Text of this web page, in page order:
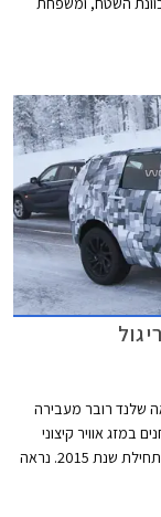
שלנד רובר מעבירה
אוויר קיצוני
לקראת השקתו שתתרחש ככל הנראה בסוף השנה או בתחילת שנת 2015. נראה